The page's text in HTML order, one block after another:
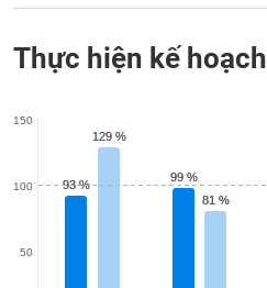
Thực hiện kế hoạch
93 %
93 %
99 %
99 %
129 %
129 %
81 %
81 %
50
100
150